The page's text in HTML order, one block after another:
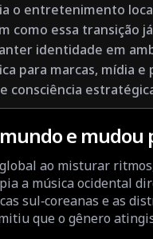
o entretenimento
como essa transição
identidade em
para marcas, mídia
consciência
mundo e
ao misturar
a música ocidental
sul‑coreanas e as
que o gênero